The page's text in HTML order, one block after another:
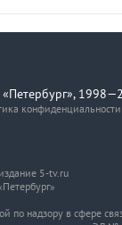
конфиденциальности
5-tv.ru
по надзору в сфере